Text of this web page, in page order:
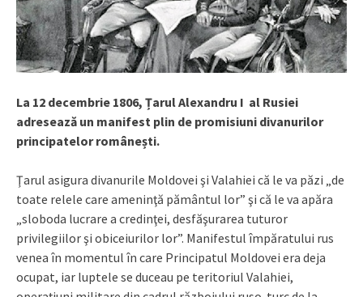
La 12 decembrie 1806, Țarul Alexandru I al Rusiei
adresează un manifest plin de promisiuni divanurilor
principatelor românești.
Ţarul asigura divanurile Moldovei şi Valahiei că le va păzi „de
toate relele care ameninţă pământul lor” şi că le va apăra
„sloboda lucrare a credinţei, desfăşurarea tuturor
privilegiilor şi obiceiurilor lor”. Manifestul împăratului rus
venea în momentul în care Principatul Moldovei era deja
ocupat, iar luptele se duceau pe teritoriul Valahiei,